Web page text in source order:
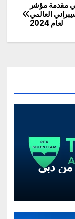
مقدمة مؤشر
العالمي
لعام 2024
من دبي